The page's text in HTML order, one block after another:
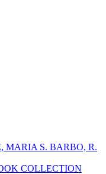
MARIA S. BARBO, R.
COLLECTION